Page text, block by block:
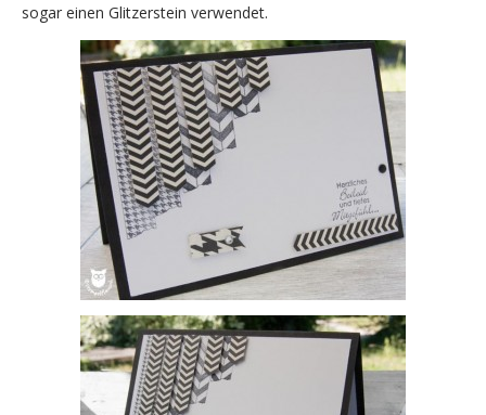
sogar einen Glitzerstein verwendet.